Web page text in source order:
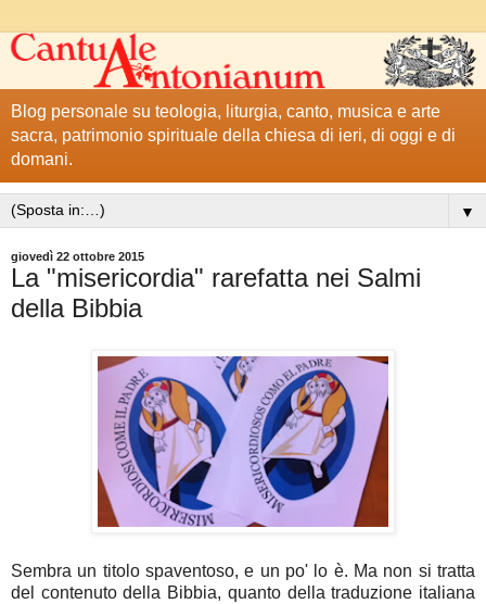
Blog personale su teologia, liturgia, canto, musica e arte
sacra, patrimonio spirituale della chiesa di ieri, di oggi e di
domani.
▼
giovedì 22 ottobre 2015
La "misericordia" rarefatta nei Salmi
della Bibbia
Sembra un titolo spaventoso, e un po' lo è. Ma non si tratta
del contenuto della Bibbia, quanto della traduzione italiana